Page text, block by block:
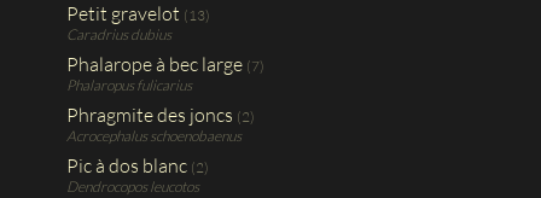
Petit gravelot (13)
Caradrius dubius
Phalarope à bec large (7)
Phalaropus fulicarius
Phragmite des joncs (2)
Acrocephalus schoenobaenus
Pic à dos blanc (2)
Dendrocopos leucotos